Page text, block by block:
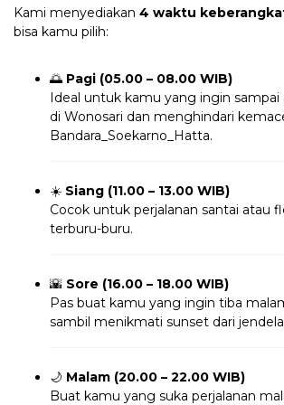
Kami menyediakan 4 waktu
bisa kamu pilih:
🌅 Pagi (05.00 – 08.00 WIB)
Ideal untuk kamu yang ingin sampai
di Wonosari dan menghindari
Bandara_Soekarno_Hatta.
☀️ Siang (11.00 – 13.00 WIB)
Cocok untuk perjalanan santai atau
terburu-buru.
🌇 Sore (16.00 – 18.00 WIB)
Pas buat kamu yang ingin tiba
sambil menikmati sunset dari
🌙 Malam (20.00 – 22.00 WIB)
Buat kamu yang suka perjalanan